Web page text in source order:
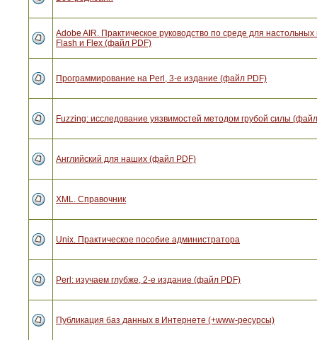
Adobe AIR. Практическое руководство по среде для
Flash и Flex (файл PDF)
Программирование на Perl, 3-е издание (файл PDF)
Fuzzing: исследование уязвимостей методом грубой силы
Английский для наших (файл PDF)
XML. Справочник
Unix. Практическое пособие администратора
Perl: изучаем глубже, 2-е издание (файл PDF)
Публикация баз данных в Интернете (+www-ресурсы)